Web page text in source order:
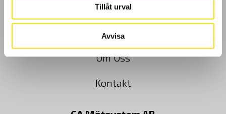
Tillåt urval
Avvisa
Klagomål
Kundundersökning
Om Oss
Kontakt